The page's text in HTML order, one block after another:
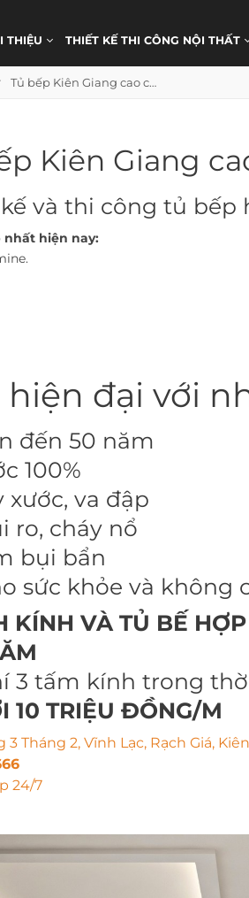
THIỆU THIẾT KẾ THI CÔNG NỘI THẤT
Tủ bếp Kiên Giang cao cấp thiết kế hiện đại
Kiên Giang
và thi công tủ bếp
nhất hiện nay:
đại với
đến 50 năm
100%
xước, va đập
ro, cháy nổ
bụi bẩn
sức khỏe và không
KÍNH VÀ TỦ BẾ
3 tấm kính trong
10 TRIỆU ĐỒNG/M
3 Tháng 2, Vĩnh Lạc, Rạch Giá,
24/7